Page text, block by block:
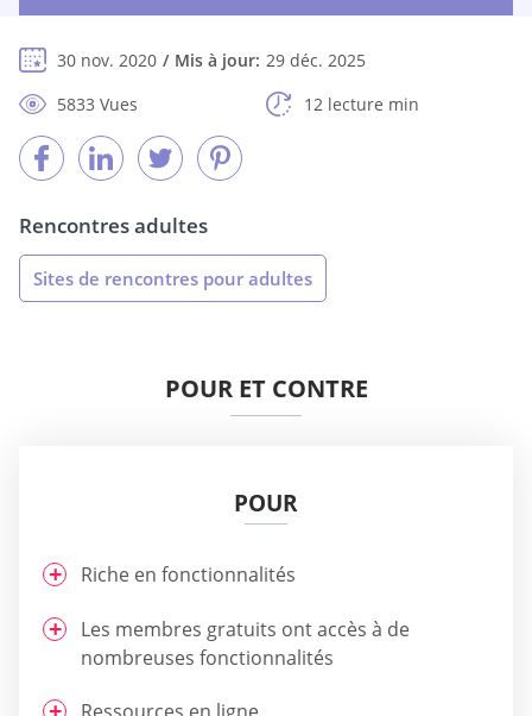
30 nov. 2020 Mis à jour: 29 déc. 2025
5833 Vues
12 lecture min
Rencontres adultes
Sites de rencontres pour adultes
POUR ET CONTRE
POUR
Riche en fonctionnalités
Les membres gratuits ont accès à de
nombreuses fonctionnalités